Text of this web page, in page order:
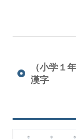
（小学１
漢字